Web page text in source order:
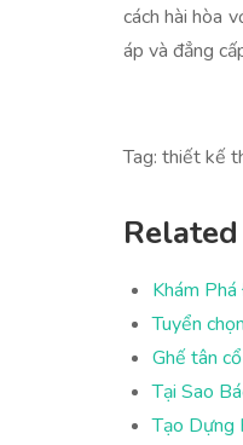
cách hài hòa
áp và đẳng
Tag: thiết kế
Related
Khám
Tuyển
Ghế tân
Tại Sao
Tạo Dựng